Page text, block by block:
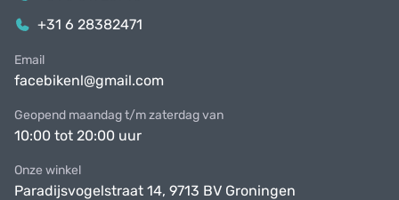
+31 6 28382471
Email
facebikenl@gmail.com
Geopend maandag t/m zaterdag van
10:00 tot 20:00 uur
Onze winkel
Paradijsvogelstraat 14, 9713 BV Groningen